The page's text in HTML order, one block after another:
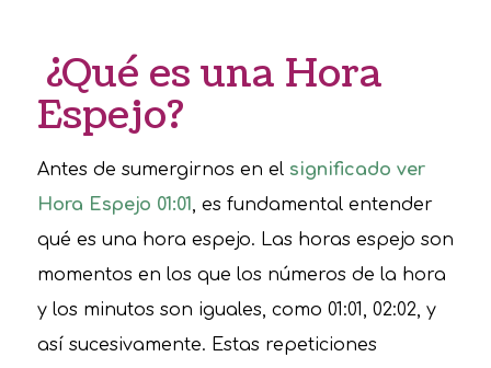
¿Qué es una Hora
Espejo?
Antes de sumergirnos en el significado ver
Hora Espejo 01:01, es fundamental entender
qué es una hora espejo. Las horas espejo son
momentos en los que los números de la hora
y los minutos son iguales, como 01:01, 02:02, y
así sucesivamente. Estas repeticiones